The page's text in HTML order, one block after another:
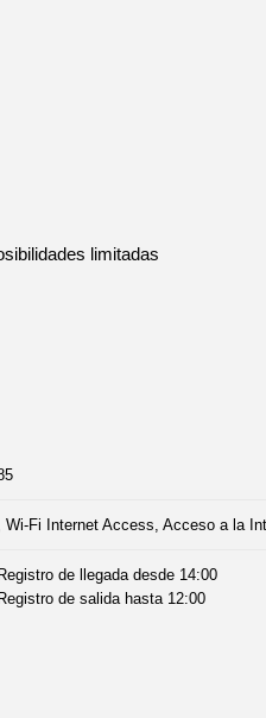
limitadas
Wi-Fi Internet Access, Acceso a la
Registro de llegada desde 14:00
Registro de salida hasta 12:00